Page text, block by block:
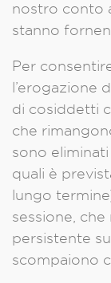
nostro conto
stanno
Per
l’erogazione
di cosiddetti
che
sono
quali è
lungo
sessione,
persistente
scompaiono